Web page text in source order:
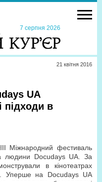
7 серпня 2026
21 квiтня 2016
UA
підходи в
Міжнародний фестиваль
людини Docudays UA. За
в кінотеатрах
Уперше на Docudays UA